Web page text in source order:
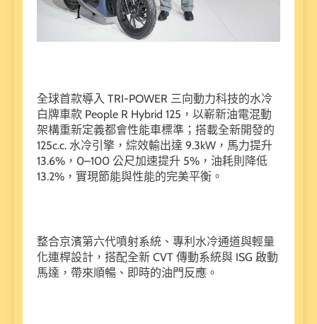
全球首款導入 TRI-POWER 三向動力科技的水冷
白牌車款 People R Hybrid 125，以嶄新油電混動
架構重新定義都會性能車標準；搭載全新開發的
125c.c. 水冷引擎，綜效輸出達 9.3kW，馬力提升
13.6%，0–100 公尺加速提升 5%，油耗則降低
13.2%，實現節能與性能的完美平衡。
整合京濱第六代噴射系統、專利水冷通道與輕量
化連桿設計，搭配全新 CVT 傳動系統與 ISG 啟動
馬達，帶來順暢、即時的油門反應。